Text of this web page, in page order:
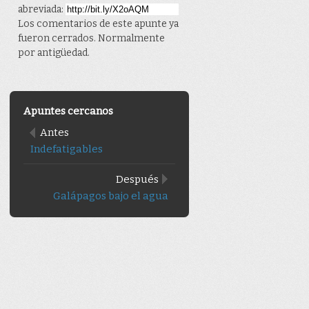
abreviada:
Los comentarios de este apunte ya
fueron cerrados. Normalmente
por antigüedad.
Apuntes cercanos
Antes
Indefatigables
Después
Galápagos bajo el agua